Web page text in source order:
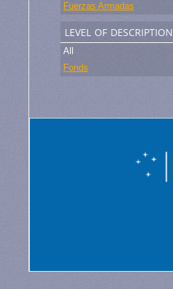
Fuerzas Armadas
level of description
All
Fonds